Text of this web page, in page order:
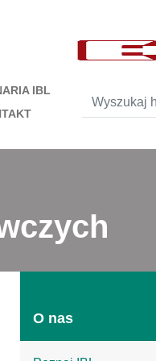
IBL
O nas